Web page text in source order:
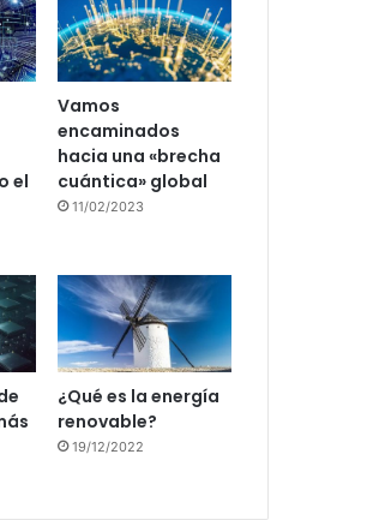
el
Vamos
encaminados
hacia una «brecha
cuántica» global
11/02/2023
¿Qué es la energía
renovable?
19/12/2022